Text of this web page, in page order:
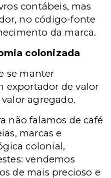
contábeis, mas
no código-fonte
da marca.
colonizada
se manter
exportador de valor
agregado.
não falamos de café
marcas e
colonial,
vendemos
de mais precioso e